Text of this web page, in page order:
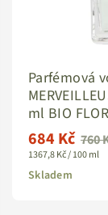
Pokud se vám
Parfémová
ml BIO
Standardní
cena
684 Kč 760
1367,8 Kč / 100 ml
Skladem